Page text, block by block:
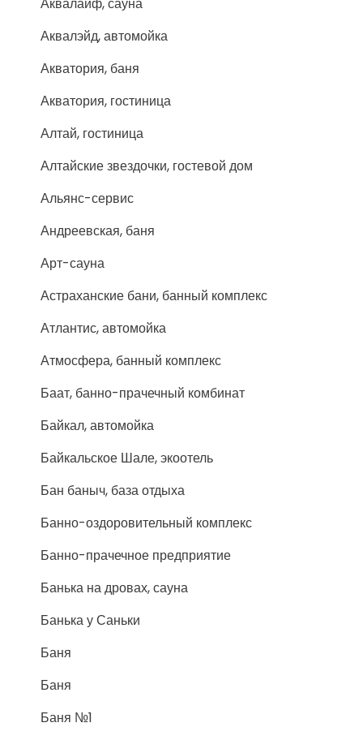
Аквалайф, сауна
Аквалэйд, автомойка
Акватория, баня
Акватория, гостиница
Алтай, гостиница
Алтайские звездочки, гостевой дом
Альянс-сервис
Андреевская, баня
Арт-сауна
Астраханские бани, банный комплекс
Атлантис, автомойка
Атмосфера, банный комплекс
Баат, банно-прачечный комбинат
Байкал, автомойка
Байкальское Шале, экоотель
Бан баныч, база отдыха
Банно-оздоровительный комплекс
Банно-прачечное предприятие
Банька на дровах, сауна
Банька у Саньки
Баня
Баня
Баня №1